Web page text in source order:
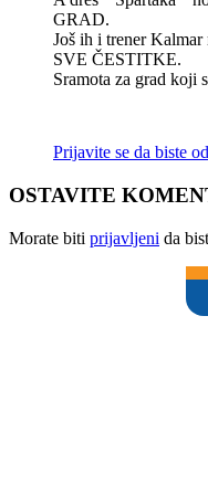
GRAD.
Još ih i trener
SVE ČESTITKE.
Sramota za grad koji
Prijavite se da biste
OSTAVITE
Morate biti prijavljeni da